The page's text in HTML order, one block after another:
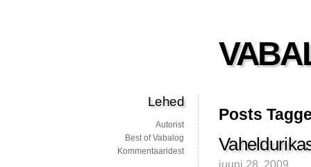
Posts
juuni 28, 2009
Lehed
Autorist
Best of Vabalog
Kommentaaridest